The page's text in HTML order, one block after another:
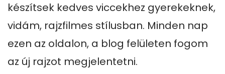
készítsek kedves viccekhez gyerekeknek,
vidám, rajzfilmes stílusban. Minden nap
ezen az oldalon, a blog felületen fogom
az új rajzot megjelentetni.